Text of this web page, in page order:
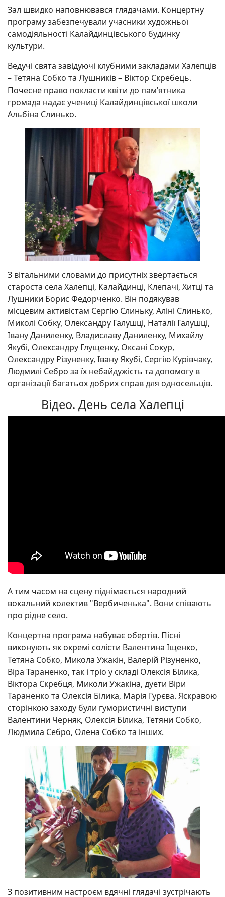
Зал швидко наповнювався глядачами. Концертну
програму забезпечували учасники художньої
самодіяльності Калайдинцівського будинку
культури.
Ведучі свята завідуючі клубними закладами Халепців
– Тетяна Собко та Лушників – Віктор Скребець.
Почесне право покласти квіти до пам’ятника
громада надає учениці Калайдинцівської школи
Альбіна Слинько.
З вітальними словами до присутніх звертається
староста села Халепці, Калайдинці, Клепачі, Хитці та
Лушники Борис Федорченко. Він подякував
місцевим активістам Сергію Слиньку, Аліні Слинько,
Миколі Собку, Олександру Галушці, Наталії Галушці,
Івану Даниленку, Владиславу Даниленку, Михайлу
Якубі, Олександру Глущенку, Оксані Сокур,
Олександру Різуненку, Івану Якубі, Сергію Курівчаку,
Людмилі Себро за їх небайдужість та допомогу в
організації багатьох добрих справ для односельців.
Відео. День села Халепці
А тим часом на сцену піднімається народний
вокальний колектив "Вербиченька". Вони співають
про рідне село.
Концертна програма набуває обертів. Пісні
виконують як окремі солісти Валентина Іщенко,
Тетяна Собко, Микола Ужакін, Валерій Різуненко,
Віра Тараненко, так і тріо у складі Олексія Білика,
Віктора Скребця, Миколи Ужакіна, дуети Віри
Тараненко та Олексія Білика, Марія Гурєва. Яскравою
сторінкою заходу були гумористичні виступи
Валентини Черняк, Олексія Білика, Тетяни Собко,
Людмила Себро, Олена Собко та інших.
З позитивним настроєм вдячні глядачі зустрічають